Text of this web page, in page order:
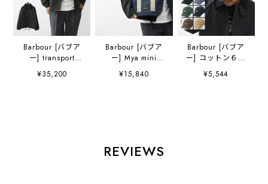
Barbour [バブア
ー] transport
nylon casual
jacket [MCA1106]
¥35,200
Barbour [バブア
ー] Mya mini
denim tote bag
[LBA0539] Mya ミ
綿・ロゴ・MEN'S
/ LADY'S
¥15,840
Barbour [バブア
ー] コットン６パ
ネル キャップ
[MHA0274] キャ
¥5,544
REVIEWS